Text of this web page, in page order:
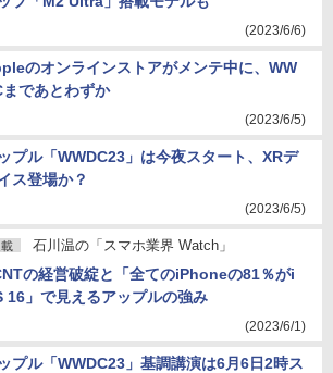
(2023/6/6)
のオンラインストアがメンテ中に、WW
まであとわずか
(2023/6/5)
プル「WWDC23」は今夜スタート、XRデ
ス登場か？
(2023/6/5)
石川温の「スマホ業界 Watch」
の経営破綻と「全てのiPhoneの81％がi
16」で見えるアップルの強み
(2023/6/1)
プル「WWDC23」基調講演は6月6日2時ス